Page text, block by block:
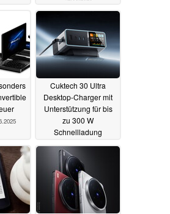
Cuktech 30 Ultra
Desktop-Charger mit
Unterstützung für bis
zu 300 W
Schnellladung
26.05.2025